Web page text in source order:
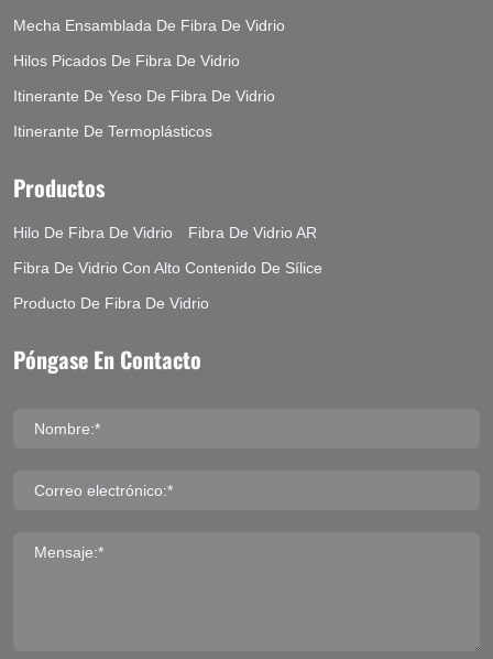
Mecha Ensamblada De Fibra De Vidrio
Hilos Picados De Fibra De Vidrio
Itinerante De Yeso De Fibra De Vidrio
Itinerante De Termoplásticos
Productos
Hilo De Fibra De Vidrio
Fibra De Vidrio AR
Fibra De Vidrio Con Alto Contenido De Sílice
Producto De Fibra De Vidrio
Póngase En Contacto
Nombre:*
Correo electrónico:*
Mensaje:*